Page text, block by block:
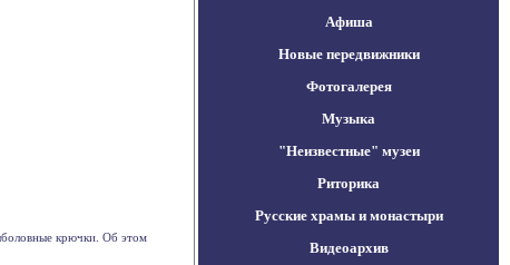
крючки. Об этом
Афиша
Новые передвижники
Фотогалерея
Музыка
"Неизвестные" музеи
Риторика
Русские храмы и монастыри
Видеоархив